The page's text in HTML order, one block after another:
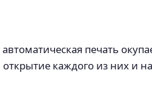
печать
каждого из них и